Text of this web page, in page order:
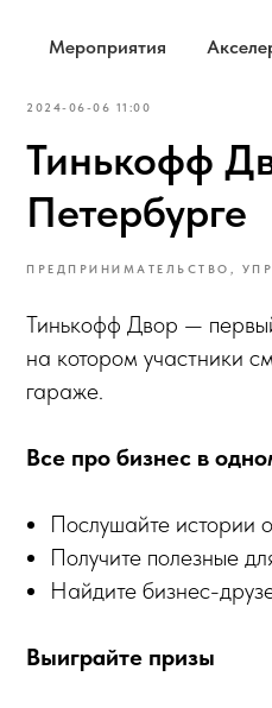
Мероприятия
2024-06-06 11:00
Тинькофф
Петербурге
ПРЕДПРИНИМАТЕЛЬСТВО,
Тинькофф Двор —
на котором участники
гараже.
Все про бизнес в
Послушайте истории
Получите полезные
Найдите бизнес-
Выиграйте призы